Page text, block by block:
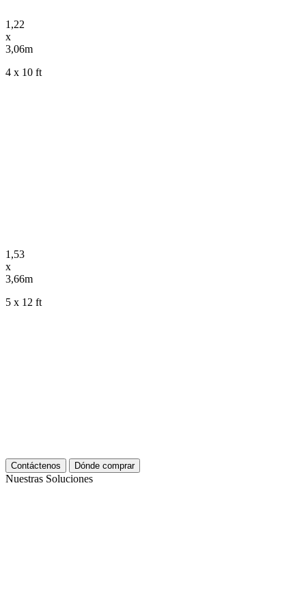
1,22
x
3,06m
4 x 10 ft
1,53
x
3,66m
5 x 12 ft
Contáctenos Dónde comprar
Nuestras Soluciones